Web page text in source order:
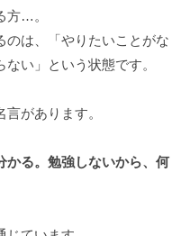
方…。
のは、「やりたいことがな
い」という状態です。
があります。
かる。勉強しないから、何